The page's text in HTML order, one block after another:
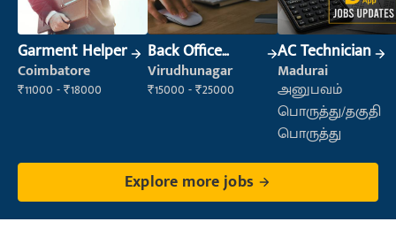
Garment Helper
Coimbatore
₹11000 - ₹18000
Back Office
Executive
(Administration)
Virudhunagar
₹15000 - ₹25000
AC Technician
Madurai
அனுபவம்
பொருத்து/தகுதி
பொருத்து
Explore more jobs